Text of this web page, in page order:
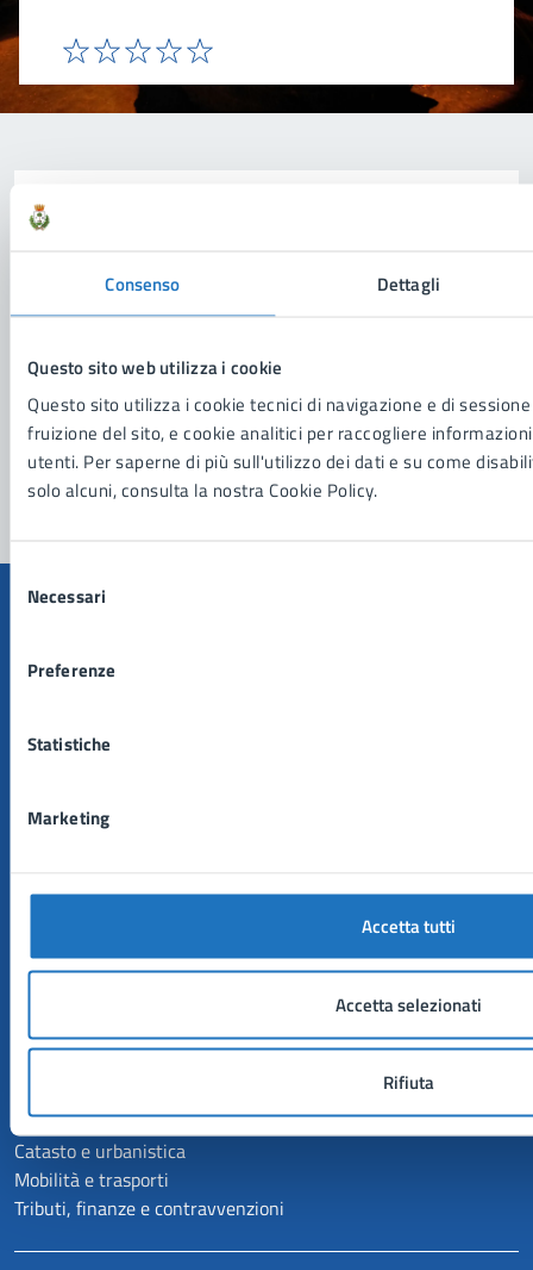
Consenso Dettagli
Questo sito web utilizza i cookie
Questo sito utilizza i cookie tecnici di navigazione e di
fruizione del sito, e cookie analitici per raccogliere
utenti. Per saperne di più sull'utilizzo dei dati e su come
solo alcuni, consulta la nostra Cookie Policy.
Selezione
delNecessari
Preferenze
Statistiche
Marketing
Accetta tutti
Accetta selezionati
Rifiuta
Valuta 5 stelle su 5
Valuta 4 stelle su 5
Valuta 3 stelle su 5
Valuta 2 stelle su 5
Valuta 1 stelle su 5
Contatta il comune
Richiedi assistenza
Prenota appuntamento
Problemi in città
Segnala disservizio
Organi di governo
Aree amministrative
Enti e fondazioni
Personale amministrativo
Documenti e dati
CATEGORIE DI SERVIZIO
Autorizzazioni
Catasto e urbanistica
Mobilità e trasporti
Tributi, finanze e contravvenzioni